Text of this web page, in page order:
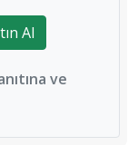
Al
ve